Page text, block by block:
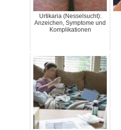
Urtikaria (Nesselsucht):
Anzeichen, Symptome und
Komplikationen